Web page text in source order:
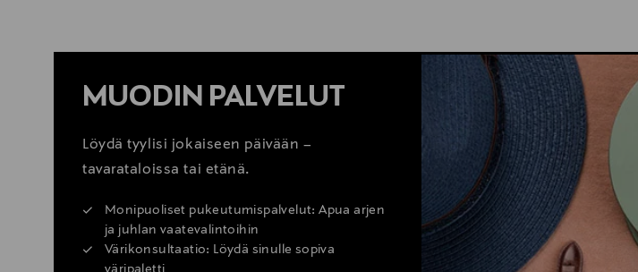
MUODIN PALVELUT
Löydä tyylisi jokaiseen päivään –
tavarataloissa tai etänä.
Monipuoliset pukeutumispalvelut: Apua arjen
ja juhlan vaatevalintoihin
Värikonsultaatio: Löydä sinulle sopiva
väripaletti